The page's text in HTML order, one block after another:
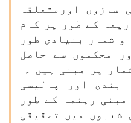
سازوں اورمتعلقہ
کے طور پر کام
شمار بنیادی طور
محکموں سے حاصل
پر مبنی ہیں ۔
بندی اور پالیسی
رہنما کے طور
میں تحقیقی